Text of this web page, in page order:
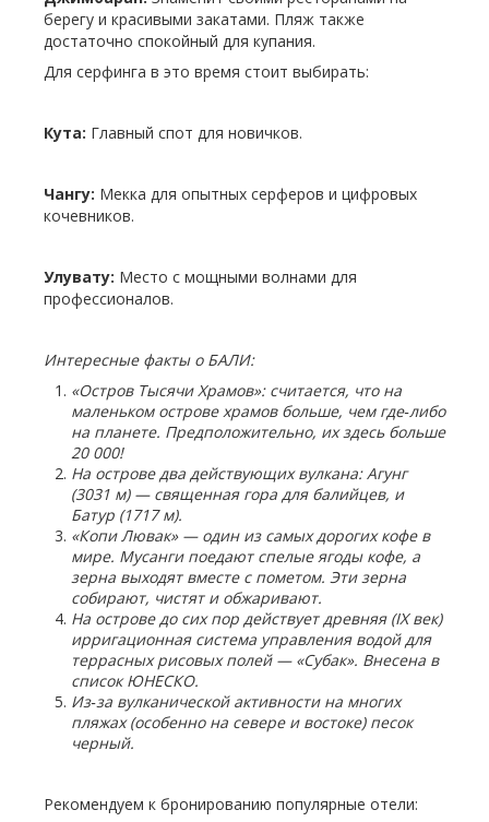
берегу и красивыми закатами. Пляж также
достаточно спокойный для купания.
Для серфинга в это время стоит выбирать:
Кута: Главный спот для новичков.
Чангу: Мекка для опытных серферов и цифровых
кочевников.
Улувату: Место с мощными волнами для
профессионалов.
Интересные факты о БАЛИ:
«Остров Тысячи Храмов»: считается, что на
маленьком острове храмов больше, чем где‑либо
на планете. Предположительно, их здесь больше
20 000!
На острове два действующих вулкана: Агунг
(3031 м) — священная гора для балийцев, и
Батур (1717 м).
«Копи Лювак» — один из самых дорогих кофе в
мире. Мусанги поедают спелые ягоды кофе, а
зерна выходят вместе с пометом. Эти зерна
собирают, чистят и обжаривают.
На острове до сих пор действует древняя (IX век)
ирригационная система управления водой для
террасных рисовых полей — «Субак». Внесена в
список ЮНЕСКО.
Из‑за вулканической активности на многих
пляжах (особенно на севере и востоке) песок
черный.
Рекомендуем к бронированию популярные отели: